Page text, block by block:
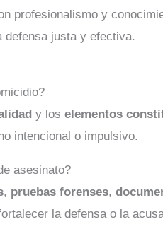
profesionalismo y
defensa justa y efectiva.
y los elementos
intencional o impulsivo.
asesinato?
, pruebas forenses,
la defensa o la